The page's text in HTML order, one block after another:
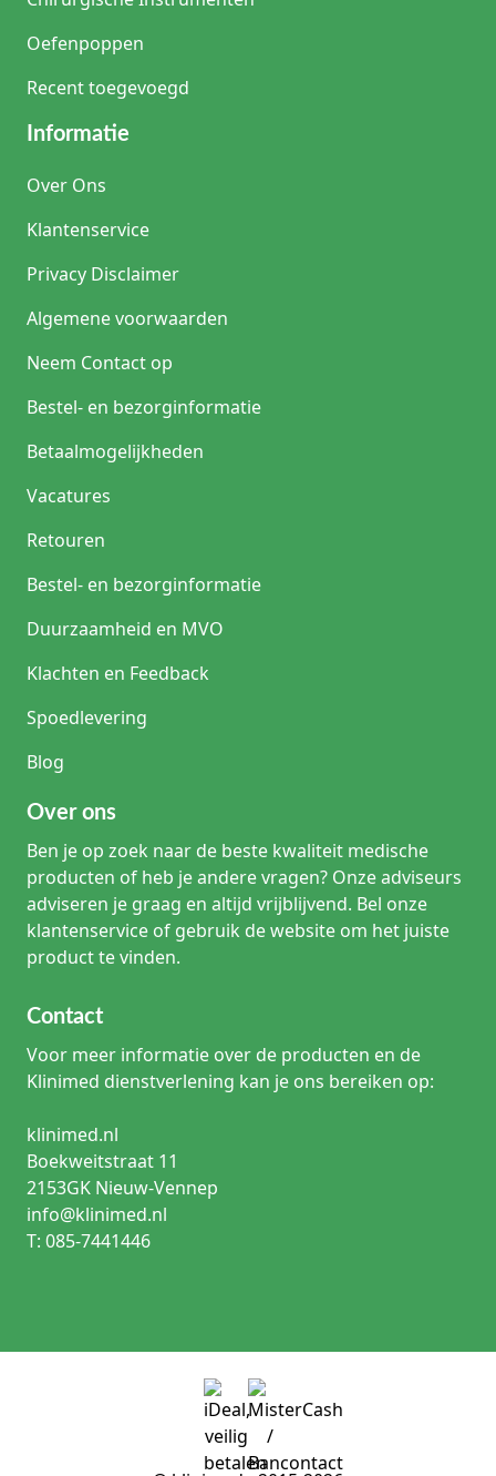
Oefenpoppen
Recent toegevoegd
Informatie
Over Ons
Klantenservice
Privacy Disclaimer
Algemene voorwaarden
Neem Contact op
Bestel- en bezorginformatie
Betaalmogelijkheden
Vacatures
Retouren
Bestel- en bezorginformatie
Duurzaamheid en MVO
Klachten en Feedback
Spoedlevering
Blog
Over ons
Ben je op zoek naar de beste kwaliteit medische
producten of heb je andere vragen? Onze adviseurs
adviseren je graag en altijd vrijblijvend. Bel onze
klantenservice of gebruik de website om het juiste
product te vinden.
Contact
Voor meer informatie over de producten en de
Klinimed dienstverlening kan je ons bereiken op:
klinimed.nl
Boekweitstraat 11
2153GK Nieuw-Vennep
info@klinimed.nl
T: 085-7441446